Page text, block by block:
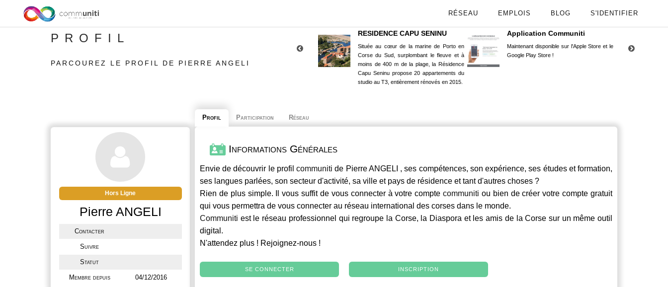
RÉSEAU EMPLOIS BLOG S'IDENTIFIER
PROFIL
PARCOUREZ LE PROFIL DE PIERRE ANGELI
RESIDENCE CAPU SENINU
Située au cœur de la marine de Porto en
Corse du Sud, surplombant le fleuve et à
moins de 400 m de la plage, la Résidence
Capu Seninu propose 20 appartements du
studio au T3, entièrement rénovés en 2015.
Application Communiti
Maintenant disponible sur l'Apple Store et le
Google Play Store !
Hors Ligne
Pierre ANGELI
Contacter
Suivre
Statut
Membre depuis 04/12/2016
Profil Participation Réseau
Informations Générales
Envie de découvrir le profilcommuniti de Pierre ANGELI , ses compétences, son expérience, ses études et formation,
ses langues parlées, son secteur d'activité, sa ville et pays de résidence et tant d'autres choses ?
Rien de plus simple. Il vous suffit de vous connecter à votre comptecommuniti ou bien de créer votre compte gratuit
qui vous permettra de vous connecter au réseau international des corses dans le monde.
Communiti est le réseau professionnel qui regroupe la Corse, la Diaspora et les amis de la Corse sur un même outil
digital.
N'attendez plus ! Rejoignez-nous !
SE CONNECTER INSCRIPTION